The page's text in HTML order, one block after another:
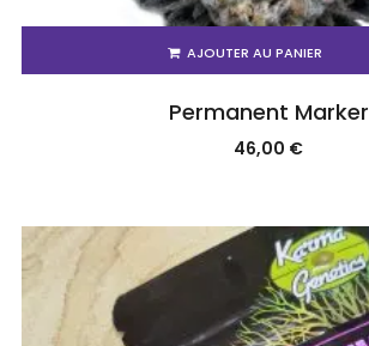
AJOUTER AU PANIER
Permanent Marker
46,00 €